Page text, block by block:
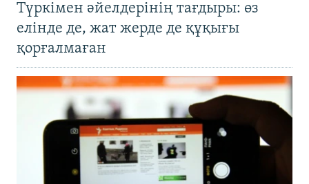
Түркімен әйелдерінің тағдыры: өз
елінде де, жат жерде де құқығы
қорғалмаған